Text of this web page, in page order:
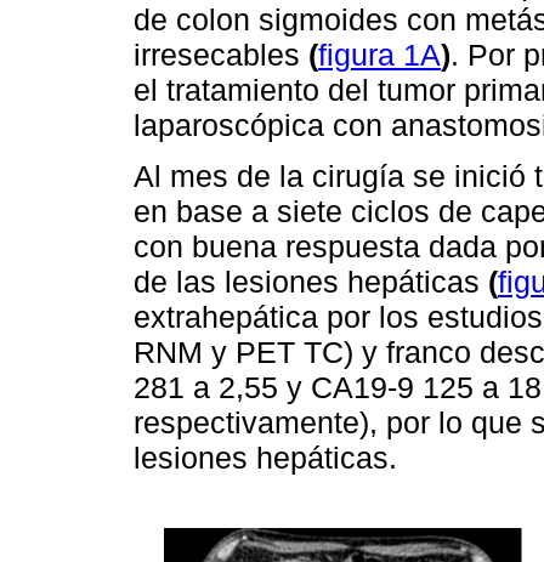
de colon sigmoides con
irresecables (figura 1A). Por
el tratamiento del tumor
laparoscópica con
Al mes de la cirugía se inició
en base a siete ciclos de
con buena respuesta dada
de las lesiones hepáticas (
extrahepática por los
RNM y PET TC) y franco
281 a 2,55 y CA19-9 125 a
respectivamente), por lo que
lesiones hepáticas.